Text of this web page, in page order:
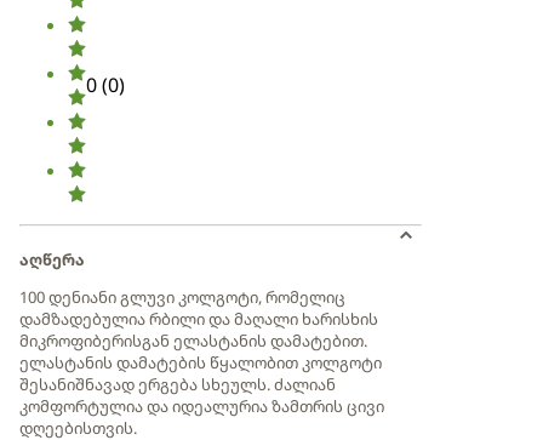
0(0)
აღწერა
100 დენიანი გლუვი კოლგოტი, რომელიც
დამზადებულია რბილი და მაღალი ხარისხის
მიკროფიბერისგან ელასტანის დამატებით.
ელასტანის დამატების წყალობით კოლგოტი
შესანიშნავად ერგება სხეულს. ძალიან
კომფორტულია და იდეალურია ზამთრის ცივი
დღეებისთვის.